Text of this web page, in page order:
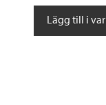
för
kedjan
Lägg till i